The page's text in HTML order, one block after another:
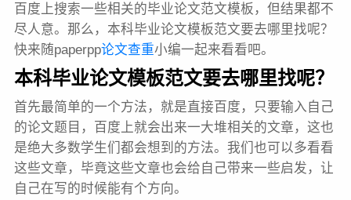
百度上搜索一些相关的毕业论文范文模板，但结果都不
尽人意。那么，本科毕业论文模板范文要去哪里找呢？
快来随paperpp论文查重小编一起来看看吧。
本科毕业论文模板范文要去哪里找呢？
首先最简单的一个方法，就是直接百度，只要输入自己
的论文题目，百度上就会出来一大堆相关的文章，这也
是绝大多数学生们都会想到的方法。我们也可以多看看
这些文章，毕竟这些文章也会给自己带来一些启发，让
自己在写的时候能有个方向。